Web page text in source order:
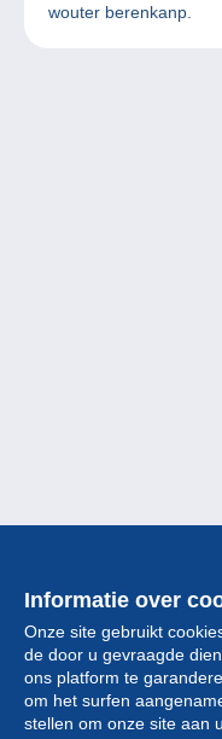
wouter berenkanp.
Informatie over
Onze site gebruikt
de door u gevraagde
ons platform te
om het surfen
stellen om onze site aan